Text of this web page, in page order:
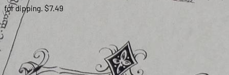
for dipping. $7.49